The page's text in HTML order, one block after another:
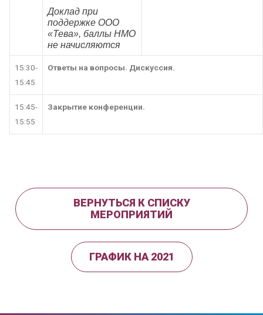
Доклад при
поддержке ООО
«Тева», баллы НМО
не начисляются
15:30-
15:45
Ответы на вопросы. Дискуссия.
15:45-
15:55
Закрытие конференции.
ВЕРНУТЬСЯ К СПИСКУ
МЕРОПРИЯТИЙ
ГРАФИК НА 2021